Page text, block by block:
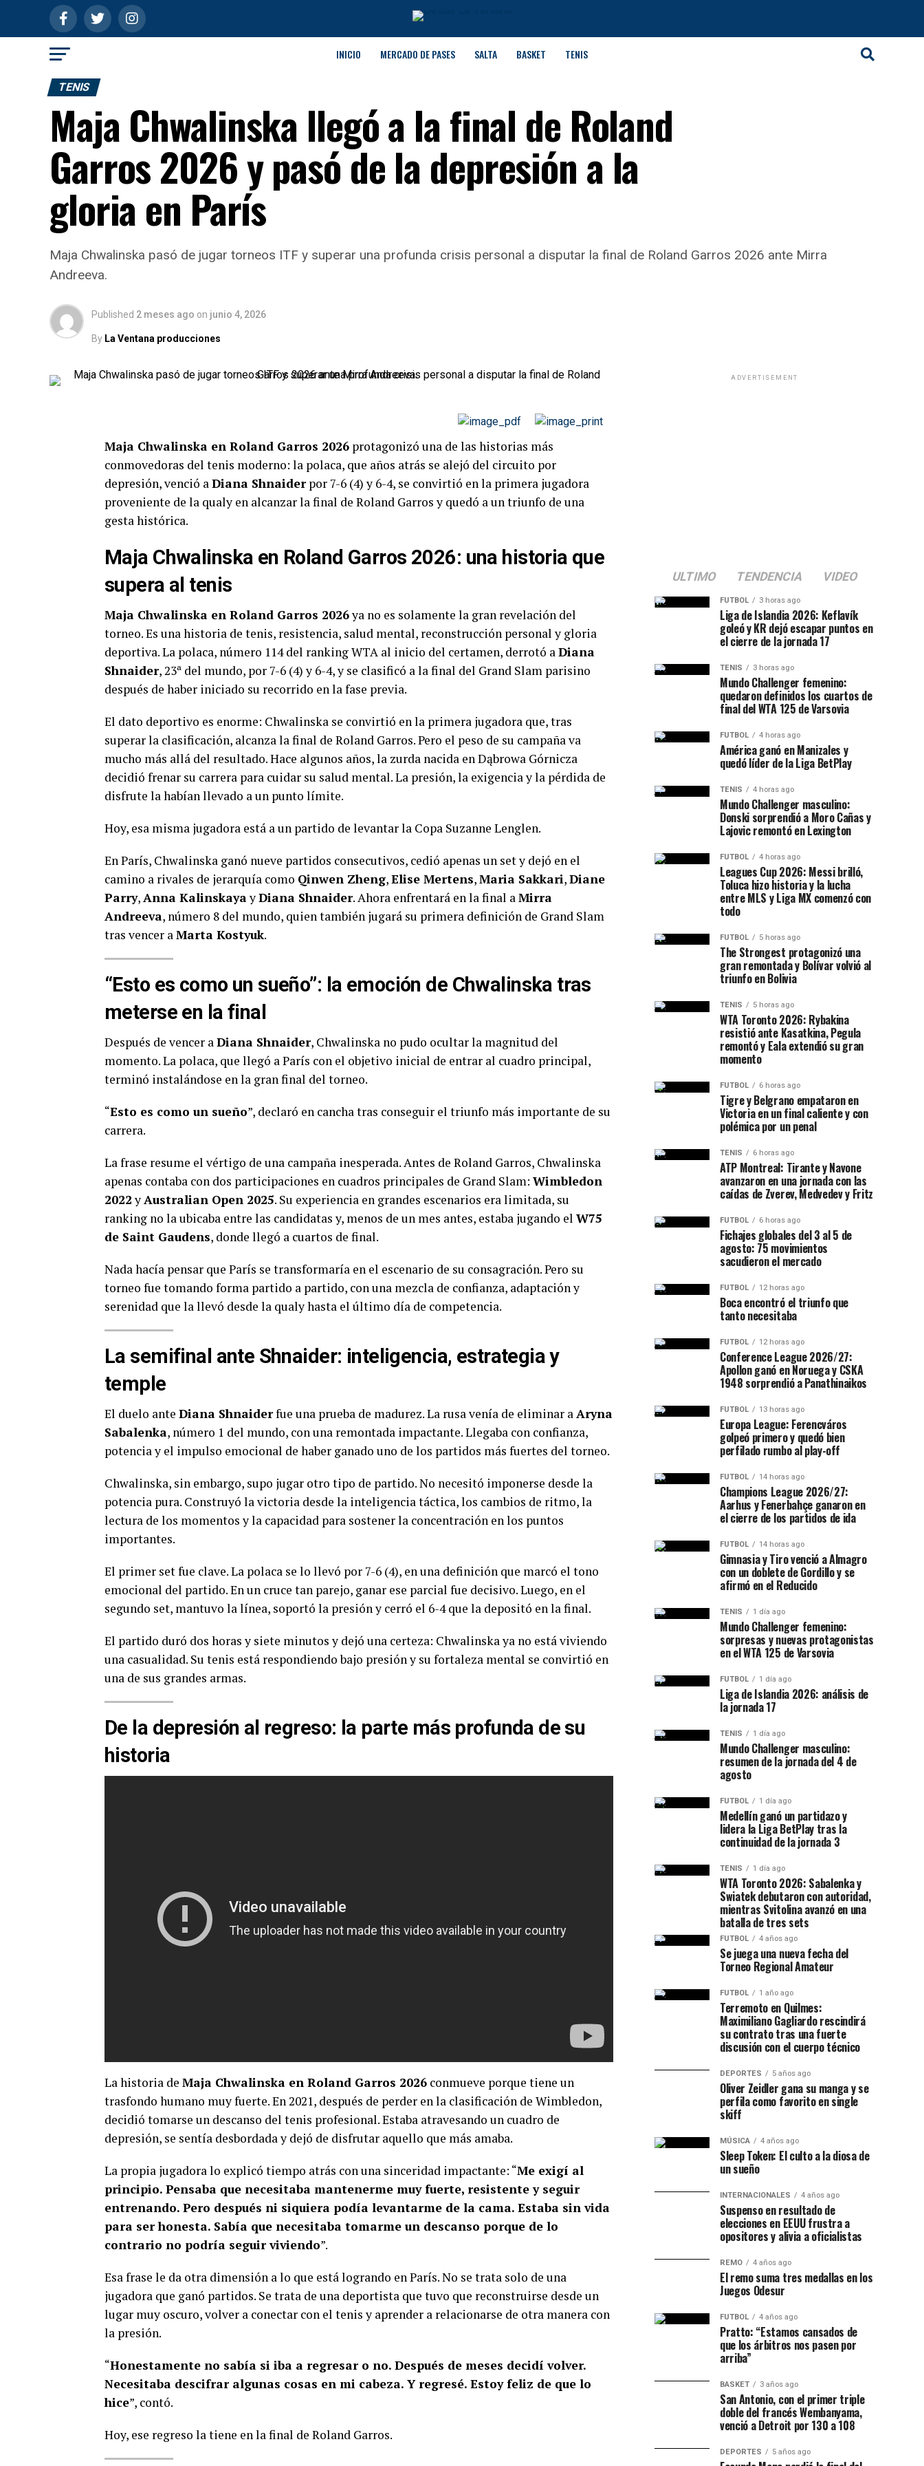
INICIO MERCADO DE PASES SALTA BASKET TENIS
TENIS
Maja Chwalinska llegó a la final de Roland
Garros 2026 y pasó de la depresión a la
gloria en París
Maja Chwalinska pasó de jugar torneos ITF y superar una profunda crisis personal a disputar la final de Roland Garros 2026 ante Mirra
Andreeva.
Published 2 meses ago on junio 4, 2026
By La Ventana producciones
Maja Chwalinska en Roland Garros 2026 protagonizó una de las historias más
conmovedoras del tenis moderno: la polaca, que años atrás se alejó del circuito por
depresión, venció aDiana Shnaiderpor 7-6 (4) y 6-4, se convirtió en la primera jugadora
proveniente de la qualy en alcanzar la final de Roland Garros y quedó a un triunfo de una
gesta histórica.
Maja Chwalinska en Roland Garros 2026: una historia que
supera al tenis
Maja Chwalinska en Roland Garros 2026ya no es solamente la gran revelación del
torneo. Es una historia de tenis, resistencia, salud mental, reconstrucción personal y gloria
deportiva. La polaca, número 114 del ranking WTA al inicio del certamen, derrotó aDiana
Shnaider, 23ª del mundo, por 7-6 (4) y 6-4, y se clasificó a la final del Grand Slam parisino
después de haber iniciado su recorrido en la fase previa.
El dato deportivo es enorme: Chwalinska se convirtió en la primera jugadora que, tras
superar la clasificación, alcanza la final de Roland Garros. Pero el peso de su campaña va
mucho más allá del resultado. Hace algunos años, la zurda nacida en Dąbrowa Górnicza
decidió frenar su carrera para cuidar su salud mental. La presión, la exigencia y la pérdida de
disfrute la habían llevado a un punto límite.
Hoy, esa misma jugadora está a un partido de levantar la Copa Suzanne Lenglen.
En París, Chwalinska ganó nueve partidos consecutivos, cedió apenas un set y dejó en el
camino a rivales de jerarquía como Qinwen Zheng,Elise Mertens,Maria Sakkari,Diane
Parry,Anna KalinskayayDiana Shnaider. Ahora enfrentará en la final aMirra
Andreeva, número 8 del mundo, quien también jugará su primera definición de Grand Slam
tras vencer aMarta Kostyuk.
“Esto es como un sueño”: la emoción de Chwalinska tras
meterse en la final
Después de vencer aDiana Shnaider, Chwalinska no pudo ocultar la magnitud del
momento. La polaca, que llegó a París con el objetivo inicial de entrar al cuadro principal,
terminó instalándose en la gran final del torneo.
“Esto es como un sueño”, declaró en cancha tras conseguir el triunfo más importante de su
carrera.
La frase resume el vértigo de una campaña inesperada. Antes de Roland Garros, Chwalinska
apenas contaba con dos participaciones en cuadros principales de Grand Slam: Wimbledon
2022yAustralian Open 2025. Su experiencia en grandes escenarios era limitada, su
ranking no la ubicaba entre las candidatas y, menos de un mes antes, estaba jugando el W75
de Saint Gaudens, donde llegó a cuartos de final.
Nada hacía pensar que París se transformaría en el escenario de su consagración. Pero su
torneo fue tomando forma partido a partido, con una mezcla de confianza, adaptación y
serenidad que la llevó desde la qualy hasta el último día de competencia.
La semifinal ante Shnaider: inteligencia, estrategia y
temple
El duelo ante Diana Shnaiderfue una prueba de madurez. La rusa venía de eliminar aAryna
Sabalenka, número 1 del mundo, con una remontada impactante. Llegaba con confianza,
potencia y el impulso emocional de haber ganado uno de los partidos más fuertes del torneo.
Chwalinska, sin embargo, supo jugar otro tipo de partido. No necesitó imponerse desde la
potencia pura. Construyó la victoria desde la inteligencia táctica, los cambios de ritmo, la
lectura de los momentos y la capacidad para sostener la concentración en los puntos
importantes.
El primer set fue clave. La polaca se lo llevó por 7-6 (4), en una definición que marcó el tono
emocional del partido. En un cruce tan parejo, ganar ese parcial fue decisivo. Luego, en el
segundo set, mantuvo la línea, soportó la presión y cerró el 6-4 que la depositó en la final.
El partido duró dos horas y siete minutos y dejó una certeza: Chwalinska ya no está viviendo
una casualidad. Su tenis está respondiendo bajo presión y su fortaleza mental se convirtió en
una de sus grandes armas.
De la depresión al regreso: la parte más profunda de su
historia
La historia de Maja Chwalinska en Roland Garros 2026 conmueve porque tiene un
trasfondo humano muy fuerte. En 2021, después de perder en la clasificación de Wimbledon,
decidió tomarse un descanso del tenis profesional. Estaba atravesando un cuadro de
depresión, se sentía desbordada y dejó de disfrutar aquello que más amaba.
La propia jugadora lo explicó tiempo atrás con una sinceridad impactante: “Me exigí al
principio. Pensaba que necesitaba mantenerme muy fuerte, resistente y seguir
entrenando. Pero después ni siquiera podía levantarme de la cama. Estaba sin vida
para ser honesta. Sabía que necesitaba tomarme un descanso porque de lo
contrario no podría seguir viviendo”.
Esa frase le da otra dimensión a lo que está logrando en París. No se trata solo de una
jugadora que ganó partidos. Se trata de una deportista que tuvo que reconstruirse desde un
lugar muy oscuro, volver a conectar con el tenis y aprender a relacionarse de otra manera con
la presión.
“Honestamente no sabía si iba a regresar o no. Después de meses decidí volver.
Necesitaba descifrar algunas cosas en mi cabeza. Y regresé. Estoy feliz de que lo
hice”, contó.
Hoy, ese regreso la tiene en la final de Roland Garros.
ADVERTISEMENT
ULTIMO TENDENCIA VIDEO
FUTBOL 3 horas ago
Liga de Islandia 2026: Keflavík
goleó y KR dejó escapar puntos en
el cierre de la jornada 17
TENIS 3 horas ago
Mundo Challenger femenino:
quedaron definidos los cuartos de
final del WTA 125 de Varsovia
FUTBOL 4 horas ago
América ganó en Manizales y
quedó líder de la Liga BetPlay
TENIS 4 horas ago
Mundo Challenger masculino:
Donski sorprendió a Moro Cañas y
Lajovic remontó en Lexington
FUTBOL 4 horas ago
Leagues Cup 2026: Messi brilló,
Toluca hizo historia y la lucha
entre MLS y Liga MX comenzó con
todo
FUTBOL 5 horas ago
The Strongest protagonizó una
gran remontada y Bolívar volvió al
triunfo en Bolivia
TENIS 5 horas ago
WTA Toronto 2026: Rybakina
resistió ante Kasatkina, Pegula
remontó y Eala extendió su gran
momento
FUTBOL 6 horas ago
Tigre y Belgrano empataron en
Victoria en un final caliente y con
polémica por un penal
TENIS 6 horas ago
ATP Montreal: Tirante y Navone
avanzaron en una jornada con las
caídas de Zverev, Medvedev y Fritz
FUTBOL 6 horas ago
Fichajes globales del 3 al 5 de
agosto: 75 movimientos
sacudieron el mercado
FUTBOL 12 horas ago
Boca encontró el triunfo que
tanto necesitaba
FUTBOL 12 horas ago
Conference League 2026/27:
Apollon ganó en Noruega y CSKA
1948 sorprendió a Panathinaikos
FUTBOL 13 horas ago
Europa League: Ferencváros
golpeó primero y quedó bien
perfilado rumbo al play-off
FUTBOL 14 horas ago
Champions League 2026/27:
Aarhus y Fenerbahçe ganaron en
el cierre de los partidos de ida
FUTBOL 14 horas ago
Gimnasia y Tiro venció a Almagro
con un doblete de Gordillo y se
afirmó en el Reducido
TENIS 1 día ago
Mundo Challenger femenino:
sorpresas y nuevas protagonistas
en el WTA 125 de Varsovia
FUTBOL 1 día ago
Liga de Islandia 2026: análisis de
la jornada 17
TENIS 1 día ago
Mundo Challenger masculino:
resumen de la jornada del 4 de
agosto
FUTBOL 1 día ago
Medellín ganó un partidazo y
lidera la Liga BetPlay tras la
continuidad de la jornada 3
TENIS 1 día ago
WTA Toronto 2026: Sabalenka y
Swiatek debutaron con autoridad,
mientras Svitolina avanzó en una
batalla de tres sets
FUTBOL 4 años ago
Se juega una nueva fecha del
Torneo Regional Amateur
FUTBOL 1 año ago
Terremoto en Quilmes:
Maximiliano Gagliardo rescindirá
su contrato tras una fuerte
discusión con el cuerpo técnico
DEPORTES 5 años ago
Oliver Zeidler gana su manga y se
perfila como favorito en single
skiff
MÚSICA 4 años ago
Sleep Token: El culto a la diosa de
un sueño
INTERNACIONALES 4 años ago
Suspenso en resultado de
elecciones en EEUU frustra a
opositores y alivia a oficialistas
REMO 4 años ago
El remo suma tres medallas en los
Juegos Odesur
FUTBOL 4 años ago
Pratto: “Estamos cansados de
que los árbitros nos pasen por
arriba”
BASKET 3 años ago
San Antonio, con el primer triple
doble del francés Wembanyama,
venció a Detroit por 130 a 108
DEPORTES 5 años ago